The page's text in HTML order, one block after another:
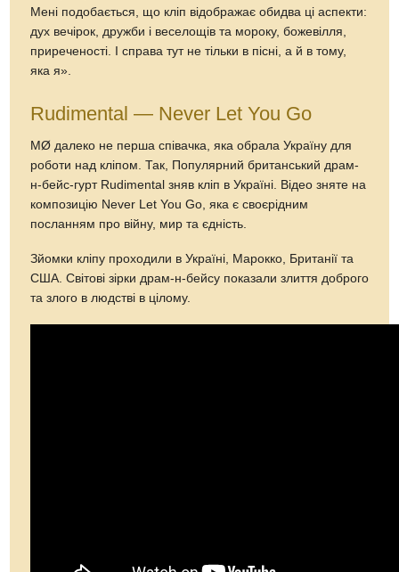
Мені подобається, що кліп відображає обидва ці аспекти:
дух вечірок, дружби і веселощів та мороку, божевілля,
приреченості. І справа тут не тільки в пісні, а й в тому,
яка я».
Rudimental — Never Let You Go
MØ далеко не перша співачка, яка обрала Україну для
роботи над кліпом. Так, Популярний британський драм-
н-бейс-гурт Rudimental зняв кліп в Україні. Відео зняте на
композицію Never Let You Go, яка є своєрідним
посланням про війну, мир та єдність.
Зйомки кліпу проходили в Україні, Марокко, Британії та
США. Світові зірки драм-н-бейсу показали злиття доброго
та злого в людстві в цілому.